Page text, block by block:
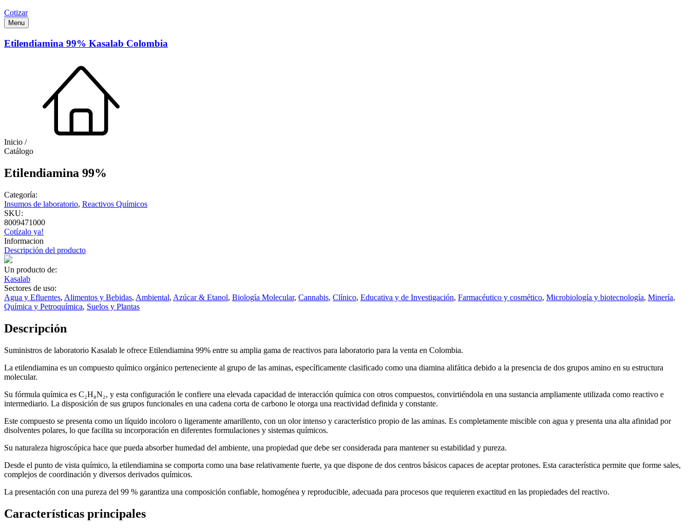
Cotizar
Menu
Etilendiamina 99% Kasalab Colombia
Inicio /
Catálogo
Etilendiamina 99%
Categoría:
Insumos de laboratorio, Reactivos Químicos
SKU:
8009471000
Cotízalo ya!
Informacion
Descripción del producto
Un producto de:
Kasalab
Sectores de uso:
Agua y Efluentes, Alimentos y Bebidas, Ambiental, Azúcar & Etanol, Biología Molecular, Cannabis, Clínico, Educativa y de Investigación, Farmacéutico y cosmético, Microbiología y biotecnología, Minería,
Química y Petroquímica, Suelos y Plantas
Descripción
Suministros de laboratorio Kasalab le ofrece Etilendiamina 99% entre su amplia gama de reactivos para laboratorio para la venta en Colombia.
La etilendiamina es un compuesto químico orgánico perteneciente al grupo de las aminas, específicamente clasificado como una diamina alifática debido a la presencia de dos grupos amino en su estructura
molecular.
Su fórmula química es C₂H₈N₂, y esta configuración le confiere una elevada capacidad de interacción química con otros compuestos, convirtiéndola en una sustancia ampliamente utilizada como reactivo e
intermediario. La disposición de sus grupos funcionales en una cadena corta de carbono le otorga una reactividad definida y constante.
Este compuesto se presenta como un líquido incoloro o ligeramente amarillento, con un olor intenso y característico propio de las aminas. Es completamente miscible con agua y presenta una alta afinidad por
disolventes polares, lo que facilita su incorporación en diferentes formulaciones y sistemas químicos.
Su naturaleza higroscópica hace que pueda absorber humedad del ambiente, una propiedad que debe ser considerada para mantener su estabilidad y pureza.
Desde el punto de vista químico, la etilendiamina se comporta como una base relativamente fuerte, ya que dispone de dos centros básicos capaces de aceptar protones. Esta característica permite que forme sales,
complejos de coordinación y diversos derivados químicos.
La presentación con una pureza del 99 % garantiza una composición confiable, homogénea y reproducible, adecuada para procesos que requieren exactitud en las propiedades del reactivo.
Características principales